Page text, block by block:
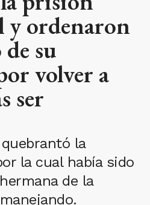
y ordenaron
su
volver a
ser
la
la cual había sido
de la